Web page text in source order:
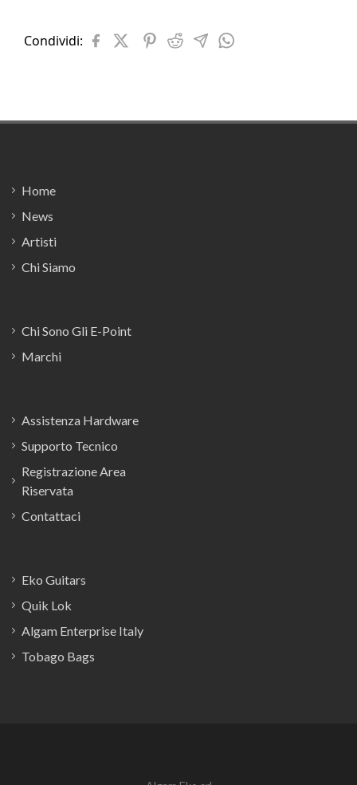
Condividi:
Home
News
Artisti
Chi Siamo
Chi Sono Gli E-Point
Marchi
Assistenza Hardware
Supporto Tecnico
Registrazione Area
Riservata
Contattaci
Eko Guitars
Quik Lok
Algam Enterprise Italy
Tobago Bags